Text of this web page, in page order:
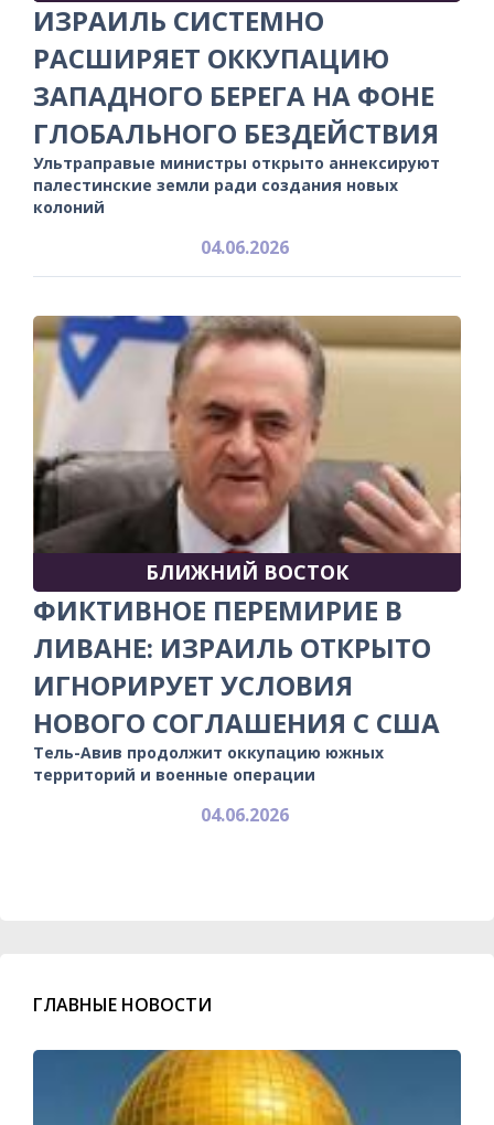
ИЗРАИЛЬ СИСТЕМНО
РАСШИРЯЕТ ОККУПАЦИЮ
ЗАПАДНОГО БЕРЕГА НА ФОНЕ
ГЛОБАЛЬНОГО БЕЗДЕЙСТВИЯ
Ультраправые министры открыто аннексируют
палестинские земли ради создания новых
колоний
04.06.2026
БЛИЖНИЙ ВОСТОК
ФИКТИВНОЕ ПЕРЕМИРИЕ В
ЛИВАНЕ: ИЗРАИЛЬ ОТКРЫТО
ИГНОРИРУЕТ УСЛОВИЯ
НОВОГО СОГЛАШЕНИЯ С США
Тель-Авив продолжит оккупацию южных
территорий и военные операции
04.06.2026
ГЛАВНЫЕ НОВОСТИ